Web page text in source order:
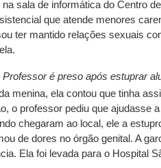
em energia limpa chega
de Alumínio vs. Ferro: guia
do produto e percepção do
da Influência de
sala de informática do Centro
que atende menores
ter mantido relações sexuais
Professor é preso após estuprar
menina, ela contou que tinha
o professor pediu que ajudasse
chegaram ao local, ele a
de dores no órgão genital. A
Ela foi levada para o Hospital